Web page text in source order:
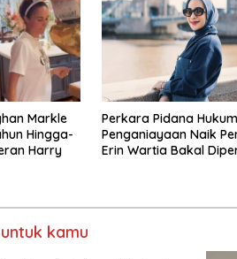
Markle
Hingga-
Harry
Perkara Pidana
Penganiayaan Naik
Erin Wartia Bakal
kamu